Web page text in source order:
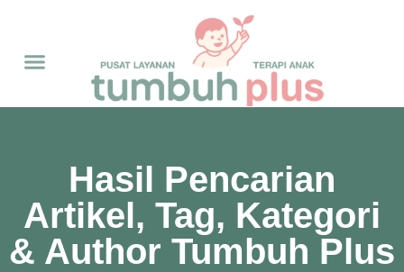
Hasil Pencarian
Artikel, Tag, Kategori
& Author Tumbuh Plus